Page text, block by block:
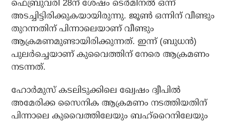
ഫെബ്രുവരി 28ന് ശേഷം ടെര്‍മിനല്‍ ഒന്ന്
അടച്ചിട്ടിരിക്കുകയായിരുന്നു. ജൂണ്‍ ഒന്നിന് വീണ്ടും
തുറന്നതിന് പിന്നാലെയാണ് വീണ്ടും
ആക്രമണമുണ്ടായിരിക്കുന്നത്. ഇന്ന് (ബുധന്‍)
പുലര്‍ച്ചെയാണ് കുവൈത്തിന് നേരെ ആക്രമണം
നടന്നത്.
ഹോര്‍മുസ് കടലിടുക്കിലെ ഖ്വേഷം ദ്വീപില്‍
അമേരിക്ക സൈനിക ആക്രമണം നടത്തിയതിന്
പിന്നാലെ കുവൈത്തിലേയും ബഹ്‌റൈനിലേയും